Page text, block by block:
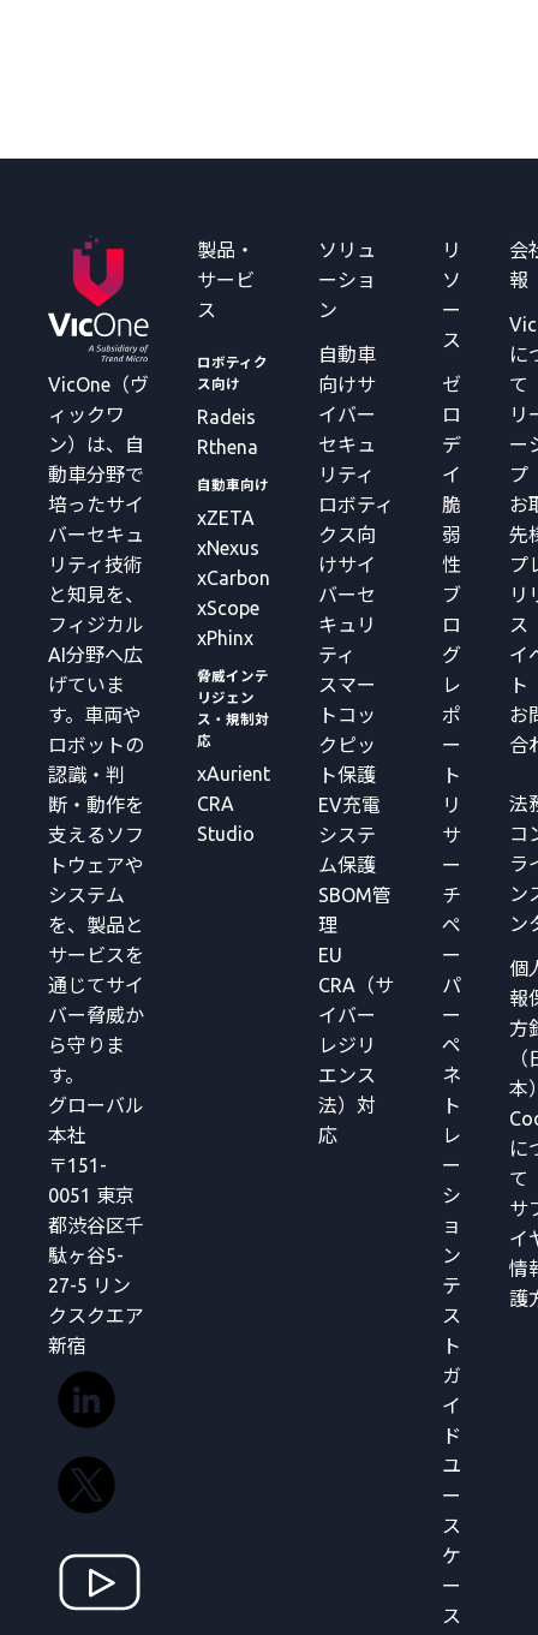
VicOne（ヴ
ィックワ
ン）は、自
動車分野で
培ったサイ
バーセキュ
リティ技術
と知見を、
フィジカル
AI分野へ広
げていま
す。車両や
ロボットの
認識・判
断・動作を
支えるソフ
トウェアや
システム
を、製品と
サービスを
通じてサイ
バー脅威か
ら守りま
す。
グローバル
本社
〒151-
0051 東京
都渋谷区千
駄ヶ谷5-
27-5 リン
クスクエア
新宿
製品・
サービ
ス
ロボティク
ス向け
Radeis
Rthena
自動車向け
xZETA
xNexus
xCarbon
xScope
xPhinx
脅威インテ
リジェン
ス・規制対
応
xAurient
CRA
Studio
ソリュ
ーショ
ン
自動車
向けサ
イバー
セキュ
リティ
ロボティ
クス向
けサイ
バーセ
キュリ
ティ
スマー
トコッ
クピッ
ト保護
EV充電
システ
ム保護
SBOM管
理
EU
CRA（サ
イバー
レジリ
エンス
法）対
応
リ
ソ
ー
ス
ゼ
ロ
デ
イ
脆
弱
性
ブ
ロ
グ
レ
ポ
ー
ト
リ
サ
ー
チ
ペ
ー
パ
ー
ペ
ネ
ト
レ
ー
シ
ョ
ン
テ
ス
ト
ガ
イ
ド
ユ
ー
ス
ケ
ー
ス
会
報
に
て
リ
ー
プ
お
先
プ
リ
ス
イ
ト
お
合
法
コ
ラ
ン
ン
個
報
方
（
本
に
て
サ
イ
情
護